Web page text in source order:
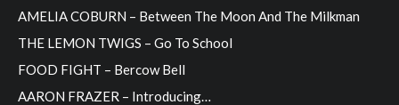
AMELIA COBURN – Between The Moon And The Milkman
THE LEMON TWIGS – Go To School
FOOD FIGHT – Bercow Bell
AARON FRAZER – Introducing…